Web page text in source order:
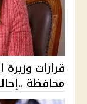
محافظة ..إحالة 81 حالة